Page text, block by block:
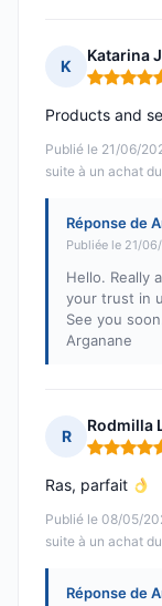
K
Katarina
Note : 5
Publié le 21/06/
suite à un achat
Products and
Réponse de
Publiée le 21/
Hello. Really
your trust in
See you
Arganane
R
Rodmilla
Note : 5
Publié le 08/05/
suite à un achat
Ras, parfait
Réponse de